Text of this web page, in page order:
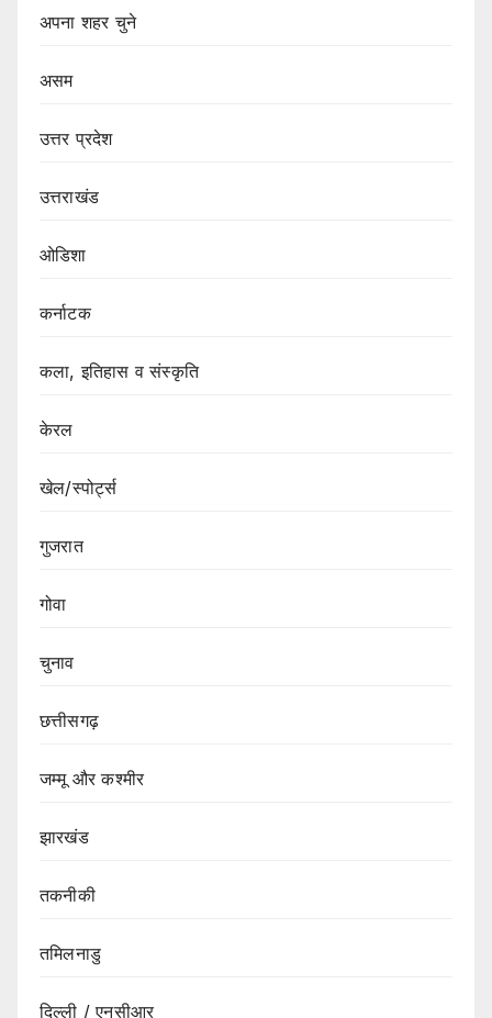
अपना शहर चुने
असम
उत्तर प्रदेश
उत्तराखंड
ओडिशा
कर्नाटक
कला, इतिहास व संस्कृति
केरल
खेल/स्पोर्ट्स
गुजरात
गोवा
चुनाव
छत्तीसगढ़
जम्मू और कश्मीर
झारखंड
तकनीकी
तमिलनाडु
दिल्ली / एनसीआर